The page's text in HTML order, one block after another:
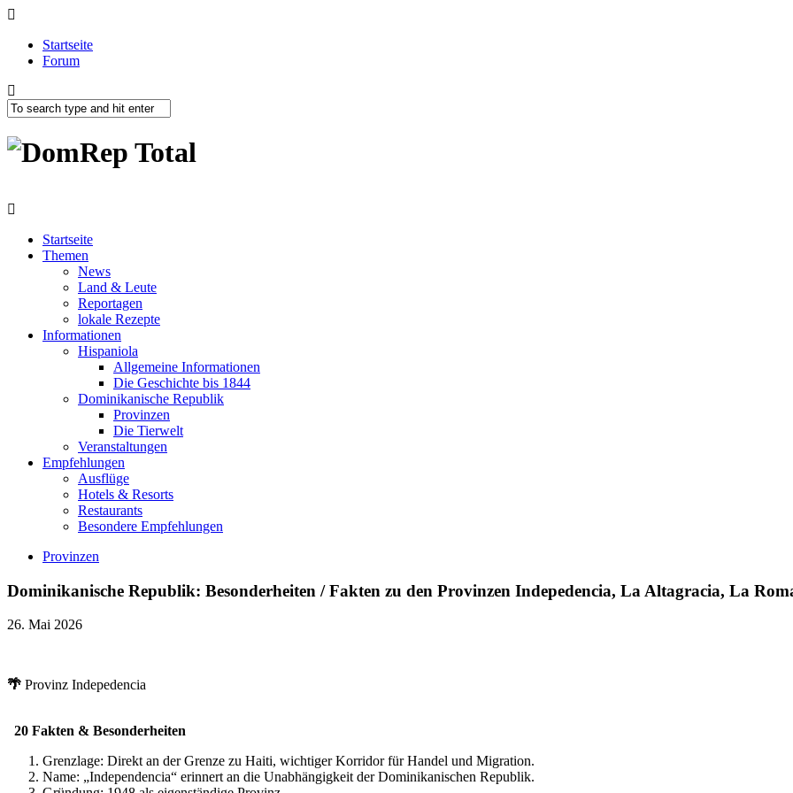
Startseite
Forum
Startseite
Themen
News
Land & Leute
Reportagen
lokale Rezepte
Informationen
Hispaniola
Allgemeine Informationen
Die Geschichte bis 1844
Dominikanische Republik
Provinzen
Die Tierwelt
Veranstaltungen
Empfehlungen
Ausflüge
Hotels & Resorts
Restaurants
Besondere Empfehlungen
Provinzen
Dominikanische Republik: Besonderheiten / Fakten zu den Provinzen Indepedencia, La Altagracia, La
26. Mai 2026
🌴 Provinz Indepedencia
20 Fakten & Besonderheiten
Grenzlage: Direkt an der Grenze zu Haiti, wichtiger Korridor für Handel und Migration.
Name: „Independencia“ erinnert an die Unabhängigkeit der Dominikanischen Republik.